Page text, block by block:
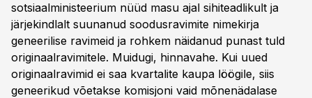
sotsiaalministeerium nüüd masu ajal sihiteadlikult ja
järjekindlalt suunanud soodusravimite nimekirja
geneerilise ravimeid ja rohkem näidanud punast tuld
originaalravimitele. Muidugi, hinnavahe. Kui uued
originaalravimid ei saa kvartalite kaupa löögile, siis
geneerikud võetakse komisjoni vaid mõnenädalase